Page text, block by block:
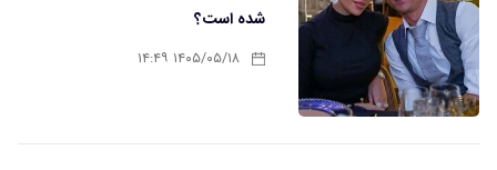
شده است؟
۱۴۰۵/۰۵/۱۸ ۱۴:۴۹